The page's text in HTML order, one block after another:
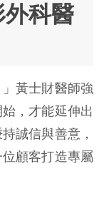
科醫
」黃士財醫師強
，才能延伸出
誠信與善意，
顧客打造專屬